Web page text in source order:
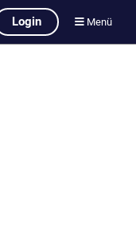
Login Menü